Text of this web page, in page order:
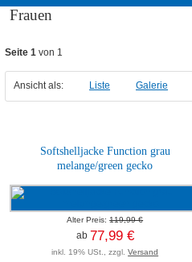
Frauen
Seite 1 von 1
Ansicht als: Liste Galerie
Softshelljacke Function grau
melange/green gecko
Alter Preis:119,99 €
ab 77,99 €
inkl. 19% USt., zzgl.Versand